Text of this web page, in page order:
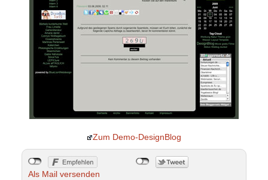
Zum Demo-DesignBlog
Als Mail versenden